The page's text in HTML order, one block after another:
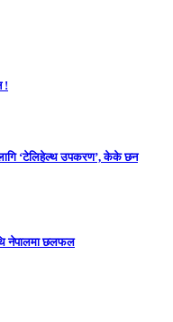
!
‘टेलिहेल्थ उपकरण’, केके छन
नेपालमा छलफल